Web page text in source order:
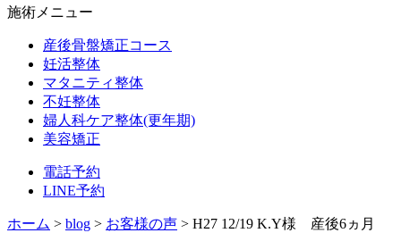
施術メニュー
産後骨盤矯正コース
妊活整体
マタニティ整体
不妊整体
婦人科ケア整体(更年期)
美容矯正
電話予約
LINE予約
ホーム > blog > お客様の声 > H27 12/19 K.Y様 産後6ヵ月